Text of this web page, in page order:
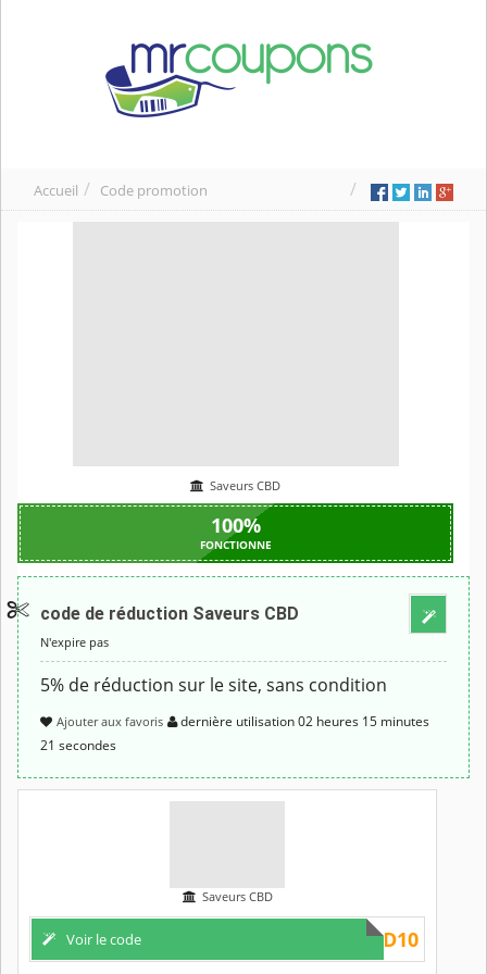
Accueil Code promotion
Saveurs CBD
100%
FONCTIONNE
Voir
le code
CBD5
code de réduction Saveurs CBD
N'expire pas
5% de réduction sur le site, sans condition
Ajouter aux favoris dernière utilisation02 heures 15 minutes
21 secondes
Saveurs CBD
Voir le code CBD10